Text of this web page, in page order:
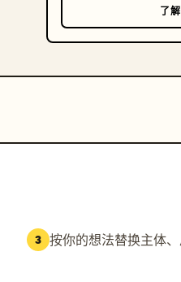
了
3 按你的想法替换主体